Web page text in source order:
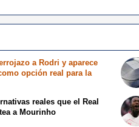
a Rodri y aparece
opción real para la
reales que el Real
a Mourinho